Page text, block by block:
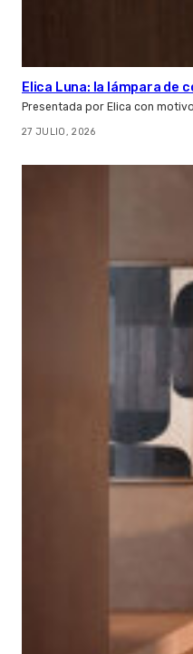
Elica Luna: la lámpara de
Presentada por Elica con
27 JULIO, 2026